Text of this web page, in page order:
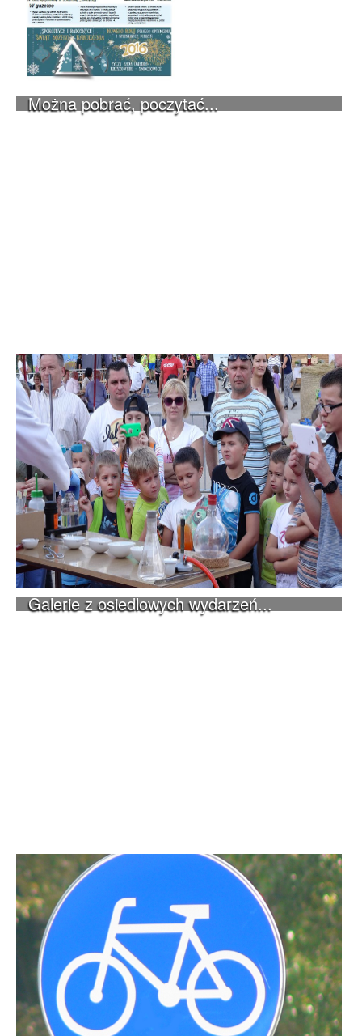
Można pobrać, poczytać...
Galerie z osiedlowych wydarzeń...